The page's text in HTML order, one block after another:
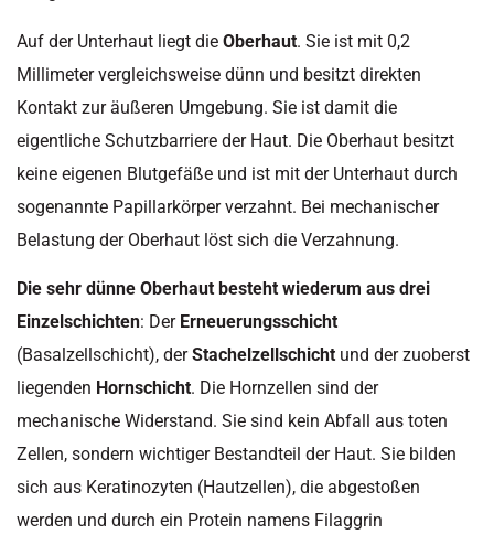
Auf der Unterhaut liegt die Oberhaut. Sie ist mit 0,2
Millimeter vergleichsweise dünn und besitzt direkten
Kontakt zur äußeren Umgebung. Sie ist damit die
eigentliche Schutzbarriere der Haut. Die Oberhaut besitzt
keine eigenen Blutgefäße und ist mit der Unterhaut durch
sogenannte Papillarkörper verzahnt. Bei mechanischer
Belastung der Oberhaut löst sich die Verzahnung.
Die sehr dünne Oberhaut besteht wiederum aus drei
Einzelschichten: Der Erneuerungsschicht
(Basalzellschicht), derStachelzellschicht und der zuoberst
liegenden Hornschicht. Die Hornzellen sind der
mechanische Widerstand. Sie sind kein Abfall aus toten
Zellen, sondern wichtiger Bestandteil der Haut. Sie bilden
sich aus Keratinozyten (Hautzellen), die abgestoßen
werden und durch ein Protein namens Filaggrin